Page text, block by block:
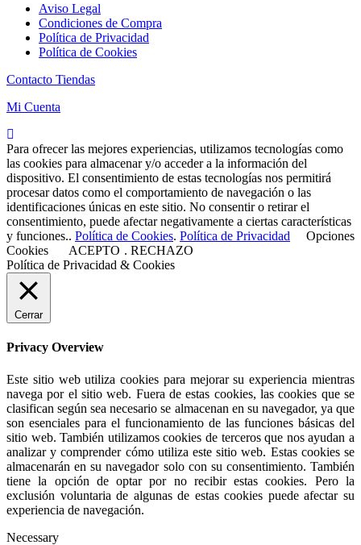
Aviso Legal
Condiciones de Compra
Política de Privacidad
Política de Cookies
Contacto Tiendas
Mi Cuenta
Para ofrecer las mejores experiencias, utilizamos tecnologías como
las cookies para almacenar y/o acceder a la información del
dispositivo. El consentimiento de estas tecnologías nos permitirá
procesar datos como el comportamiento de navegación o las
identificaciones únicas en este sitio. No consentir o retirar el
consentimiento, puede afectar negativamente a ciertas características
y funciones.. Política de Cookies. Política de Privacidad
Opciones
Cookies
ACEPTO . RECHAZO
Política de Privacidad & Cookies
Cerrar
Privacy Overview
Este sitio web utiliza cookies para mejorar su experiencia mientras
navega por el sitio web. Fuera de estas cookies, las cookies que se
clasifican según sea necesario se almacenan en su navegador, ya que
son esenciales para el funcionamiento de las funciones básicas del
sitio web. También utilizamos cookies de terceros que nos ayudan a
analizar y comprender cómo utiliza este sitio web. Estas cookies se
almacenarán en su navegador solo con su consentimiento. También
tiene la opción de optar por no recibir estas cookies. Pero la
exclusión voluntaria de algunas de estas cookies puede afectar su
experiencia de navegación.
Necessary